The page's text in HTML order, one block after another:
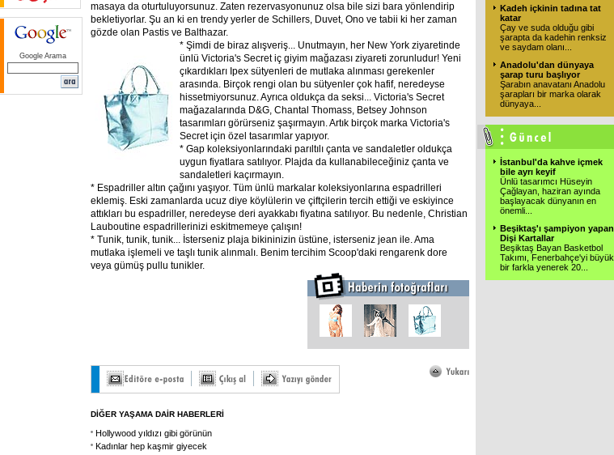
Google Arama
masaya da oturtuluyorsunuz. Zaten rezervasyonunuz olsa bile sizi bara yönlendirip
bekletiyorlar. Şu an ki en trendy yerler de Schillers, Duvet, Ono ve tabii ki her zaman
gözde olan Pastis ve Balthazar.
* Şimdi de biraz alışveriş... Unutmayın, her New York ziyaretinde
ünlü Victoria's Secret iç giyim mağazası ziyareti zorunludur! Yeni
çıkardıkları Ipex sütyenleri de mutlaka alınması gerekenler
arasında. Birçok rengi olan bu sütyenler çok hafif, neredeyse
hissetmiyorsunuz. Ayrıca oldukça da seksi... Victoria's Secret
mağazalarında D&G, Chantal Thomass, Betsey Johnson
tasarımları görürseniz şaşırmayın. Artık birçok marka Victoria's
Secret için özel tasarımlar yapıyor.
* Gap koleksiyonlarındaki parıltılı çanta ve sandaletler oldukça
uygun fiyatlara satılıyor. Plajda da kullanabileceğiniz çanta ve
sandaletleri kaçırmayın.
* Espadriller altın çağını yaşıyor. Tüm ünlü markalar koleksiyonlarına espadrilleri
eklemiş. Eski zamanlarda ucuz diye köylülerin ve çiftçilerin tercih ettiği ve eskiyince
attıkları bu espadriller, neredeyse deri ayakkabı fiyatına satılıyor. Bu nedenle, Christian
Lauboutine espadrillerinizi eskitmemeye çalışın!
* Tunik, tunik, tunik... İsterseniz plaja bikininizin üstüne, isterseniz jean ile. Ama
mutlaka işlemeli ve taşlı tunik alınmalı. Benim tercihim Scoop'daki rengarenk dore
veya gümüş pullu tunikler.
DİĞER YAŞAMA DAİR HABERLERİ
Hollywood yıldızı gibi görünün
Kadınlar hep kaşmir giyecek
Kadeh içkinin tadına tat
katar
Çay ve suda olduğu gibi
şarapta da kadehin renksiz
ve saydam olanı
Anadolu'dan dünyaya
şarap turu başlıyor
Şarabın anavatanı Anadolu
şarapları bir marka olarak
dünyaya
İstanbul'da kahve içmek
bile ayrı keyif
Ünlü tasarımcı Hüseyin
Çağlayan, haziran ayında
başlayacak dünyanın en
önemli
Beşiktaş'ı şampiyon yapan
Dişi Kartallar
Beşiktaş Bayan Basketbol
Takımı, Fenerbahçe'yi büyük
bir farkla yenerek 20